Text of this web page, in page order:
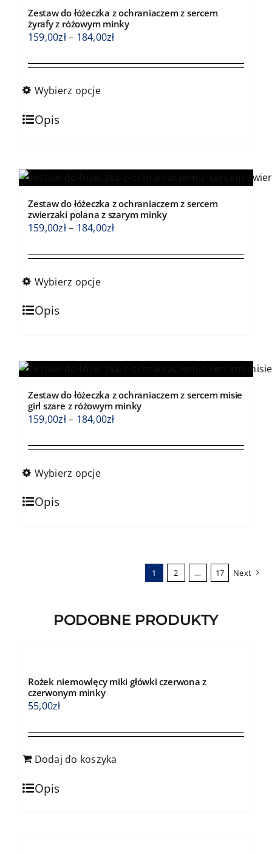
można
wybrać
stronie
produktu
Zestaw do łóżeczka z ochraniaczem z sercem
żyrafy z różowym minky
159,00zł– 184,00złZakres
od
Wybierz opcje
Ten
produkt
wariantów.
można
wybrać
stronie
produktu
Opis
Zestaw do łóżeczka z ochraniaczem z sercem
zwierzaki polana z szarym minky
159,00zł– 184,00złZakres
od
Wybierz opcje
Ten
produkt
wariantów.
można
wybrać
stronie
produktu
Opis
Zestaw do łóżeczka z ochraniaczem z sercem misie
girl szare z różowym minky
159,00zł– 184,00złZakres
od
Wybierz opcje
Ten
produkt
Opis
1 2 … 17 Next
PODOBNE PRODUKTY
Rożek niemowlęcy miki główki czerwona z
czerwonym minky
55,00zł
Dodaj do koszyka
Opis